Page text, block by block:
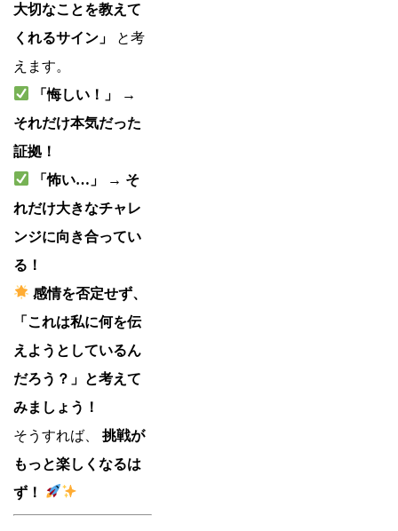
大切なことを教えて
くれるサイン」
と考
えます。
「悔しい！」 →
それだけ本気だった
証拠！
「怖い…」 → そ
れだけ大きなチャレ
ンジに向き合ってい
る！
感情を否定せず、
「これは私に何を伝
えようとしているん
だろう？」と考えて
みましょう！
そうすれば、 挑戦が
もっと楽しくなるは
ず！